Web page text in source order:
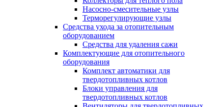
Насосно-смесительные узлы
Терморегулирующие узлы
Средства ухода за отопительным
оборудованием
Средства для удаления сажи
Комплектующие для отопительного
оборудования
Комплект автоматики для
твердотопливных котлов
Блоки управления для
твердотопливных котлов